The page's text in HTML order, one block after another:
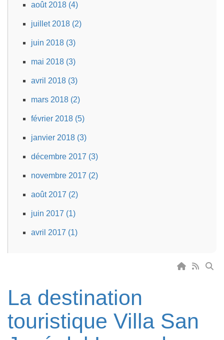
août 2018 (4)
juillet 2018 (2)
juin 2018 (3)
mai 2018 (3)
avril 2018 (3)
mars 2018 (2)
février 2018 (5)
janvier 2018 (3)
décembre 2017 (3)
novembre 2017 (2)
août 2017 (2)
juin 2017 (1)
avril 2017 (1)
La destination
touristique Villa San